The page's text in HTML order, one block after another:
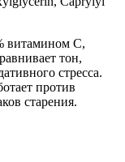
витамином С,
тон,
стресса.
против
старения.